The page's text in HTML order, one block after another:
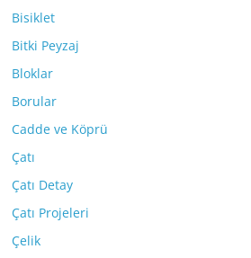
Bisiklet
Bitki Peyzaj
Bloklar
Borular
Cadde ve Köprü
Çatı
Çatı Detay
Çatı Projeleri
Çelik